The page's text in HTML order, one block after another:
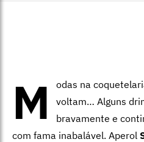
M
odas na
voltam… Alguns
bravamente e
com fama inabalável. Aperol